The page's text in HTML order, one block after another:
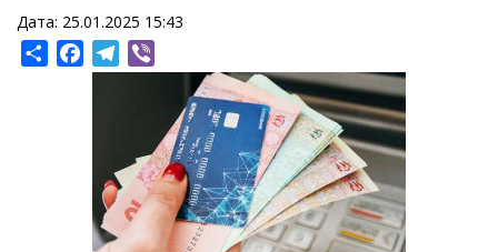
Дата: 25.01.2025 15:43
ShareFacebookTelegram